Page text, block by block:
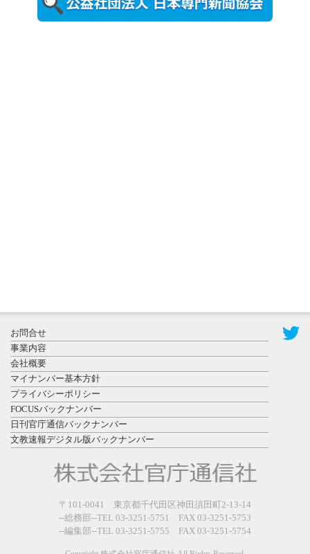
農工大で大
登録有形文
化財となっ
た東北大植
物園八...
日更新
県警等と大
規模災害時
お問合せ
事業内容
会社概要
マイナンバー基本方針
プライバシーポリシー
FOCUSバックナンバー
日刊官庁通信バックナンバー
文教速報デジタル版バックナンバー
〒101-0041 東京都千代田区神田須田町2-13-14
--総務部--TEL 03-3251-5751 FAX 03-3251-5753
--編集部--TEL 03-3251-5755 FAX 03-3251-5754